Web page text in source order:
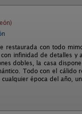
restaurada con todo
infinidad de detalles y
dobles, la casa
Todo con el cálido
época del año,